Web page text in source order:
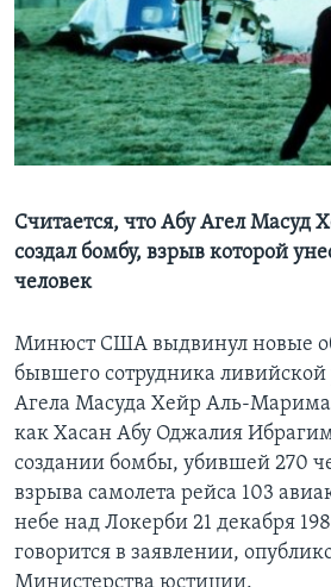
Learning English
СОЦИАЛЬНЫЕ СЕТИ
Языки
Считается, что Абу Агел
создал бомбу, взрыв которой
человек
Минюст США выдвинул новые
бывшего сотрудника ливийской
Агела Масуда Хейр Аль-
как Хасан Абу Оджалия
создании бомбы, убившей 270
взрыва самолета рейса 103
небе над Локерби 21 декабря
говорится в заявлении,